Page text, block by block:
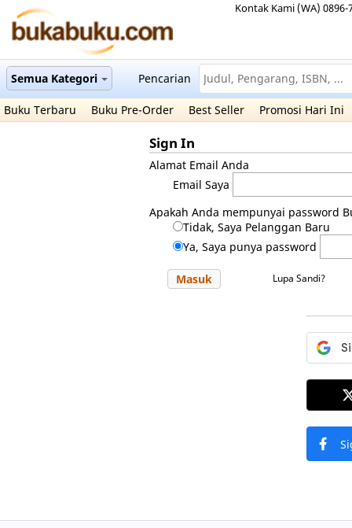
Kontak Kami (WA) 0896-
Semua Kategori Pencarian
Buku Terbaru Buku Pre-Order Best Seller Promosi Hari Ini
Sign In
Alamat Email Anda
Email Saya
Apakah Anda mempunyai password
Tidak, Saya Pelanggan Baru
Ya, Saya punya password
Masuk Lupa Sandi?